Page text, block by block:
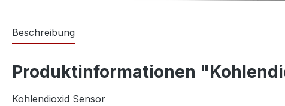
Beschreibung
Produktinformationen
Kohlendioxid Sensor